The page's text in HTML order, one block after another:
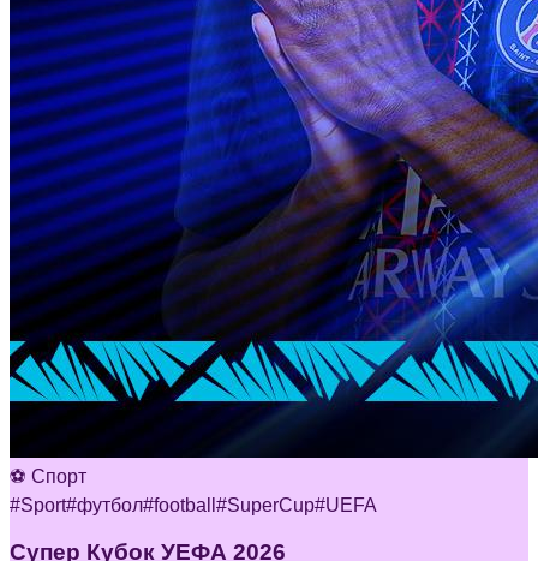
⚽ Спорт
#Sport#футбол#football #SuperCup#UEFA
Супер Кубок УЕФА 2026